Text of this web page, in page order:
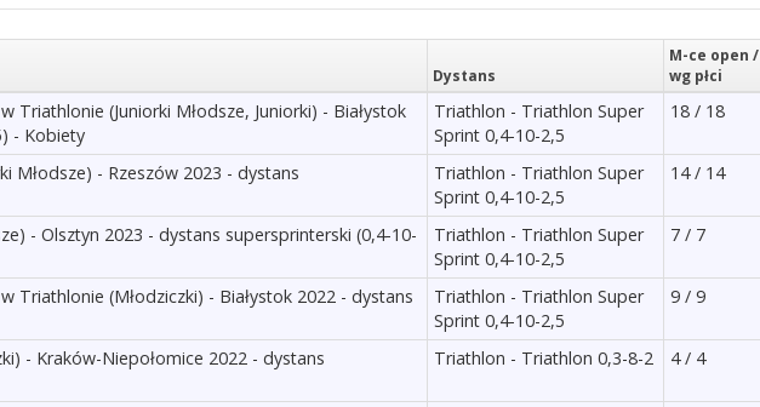
Dystans
M-ce open /
wg płci
Triathlonie (Juniorki Młodsze, Juniorki) - Białystok
- Kobiety
Triathlon - Triathlon Super
Sprint 0,4-10-2,5
18 / 18
Młodsze) - Rzeszów 2023 - dystans
Triathlon - Triathlon Super
Sprint 0,4-10-2,5
14 / 14
- Olsztyn 2023 - dystans supersprinterski (0,4-10-
Triathlon - Triathlon Super
Sprint 0,4-10-2,5
7 / 7
Triathlonie (Młodziczki) - Białystok 2022 - dystans
Triathlon - Triathlon Super
Sprint 0,4-10-2,5
9 / 9
- Kraków-Niepołomice 2022 - dystans
Triathlon - Triathlon 0,3-8-2 4 / 4